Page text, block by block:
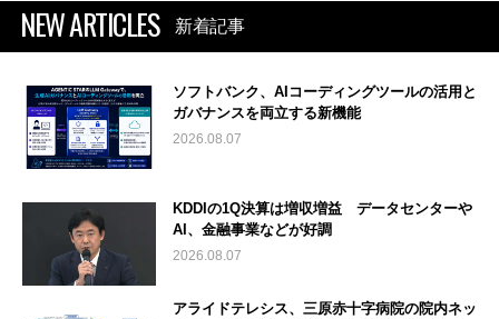
NEW ARTICLES 新着記事
ソフトバンク、AIコーディングツールの活用と
ガバナンスを両立する新機能
2026.08.07
KDDIの1Q決算は増収増益 データセンターや
AI、金融事業などが好調
2026.08.07
アライドテレシス、三原赤十字病院の院内ネッ